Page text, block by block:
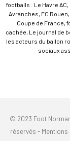
footballs : Le Havre
Avranches, FC Rouen,
Coupe de France,
cachée, Le journal de
les acteurs du ballon
sociaux
© 2023 Foot
réservés - Mentions